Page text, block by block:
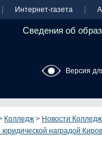
Интернет-газета
Сведения об
Версия
Колледж > Новости
наградой